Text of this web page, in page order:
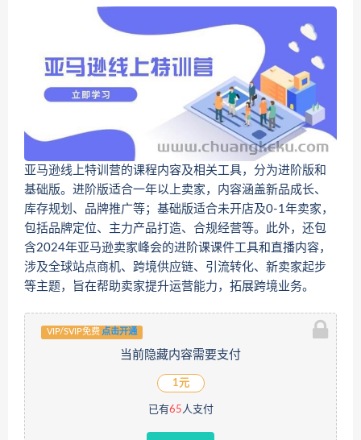
亚马逊线上特训营的课程内容及相关工具，分为进阶版和
基础版。进阶版适合一年以上卖家，内容涵盖新品成长、
库存规划、品牌推广等；基础版适合未开店及0-1年卖家，
包括品牌定位、主力产品打造、合规经营等。此外，还包
含2024年亚马逊卖家峰会的进阶课课件工具和直播内容，
涉及全球站点商机、跨境供应链、引流转化、新卖家起步
等主题，旨在帮助卖家提升运营能力，拓展跨境业务。
VIP/SVIP免费 点击开通
当前隐藏内容需要支付
1元
已有65人支付